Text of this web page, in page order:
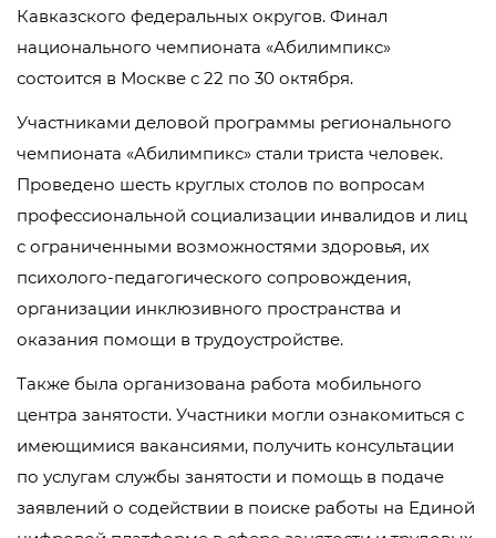
Кавказского федеральных округов. Финал
национального чемпионата «Абилимпикс»
состоится в Москве с 22 по 30 октября.
Участниками деловой программы регионального
чемпионата «Абилимпикс» стали триста человек.
Проведено шесть круглых столов по вопросам
профессиональной социализации инвалидов и лиц
с ограниченными возможностями здоровья, их
психолого-педагогического сопровождения,
организации инклюзивного пространства и
оказания помощи в трудоустройстве.
Также была организована работа мобильного
центра занятости. Участники могли ознакомиться с
имеющимися вакансиями, получить консультации
по услугам службы занятости и помощь в подаче
заявлений о содействии в поиске работы на Единой